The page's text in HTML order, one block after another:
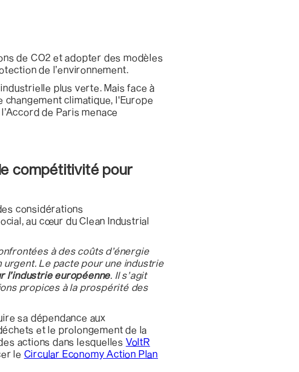
de CO2 et adopter des modèles
de l’environnement.
plus verte. Mais face à
climatique, l'Europe
de Paris menace
compétitivité pour
considérations
au cœur du Clean Industrial
à des coûts d’énergie
Le pacte pour une industrie
l’industrie européenne . Il s’agit
propices à la prospérité des
sa dépendance aux
et le prolongement de la
actions dans lesquelles VoltR
le Circular Economy Action Plan